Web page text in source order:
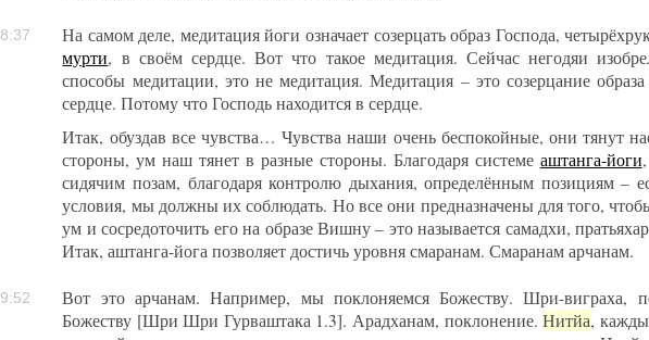
На самом деле, медитация йоги означает созерцать образ Господа,
мурти, в своём сердце. Вот что такое медитация. Сейчас негодяи
способы медитации, это не медитация. Медитация – это созерцание
сердце. Потому что Господь находится в сердце.
Итак, обуздав все чувства… Чувства наши очень беспокойные, они тянут
стороны, ум наш тянет в разные стороны. Благодаря системе аштанга-йоги
сидячим позам, благодаря контролю дыхания, определённым позициям –
условия, мы должны их соблюдать. Но все они предназначены для того,
ум и сосредоточить его на образе Вишну – это называется самадхи,
Итак, аштанга-йога позволяет достичь уровня смаранам. Смаранам арчанам.
Вот это арчанам. Например, мы поклоняемся Божеству. Шри-виграха,
Божеству [Шри Шри Гурваштака 1.3]. Арадханам, поклонение.Нитйа,